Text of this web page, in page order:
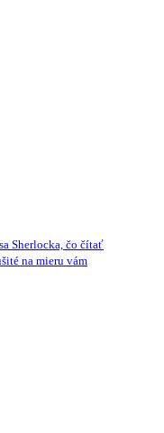
Sherlocka, čo čítať
na mieru vám